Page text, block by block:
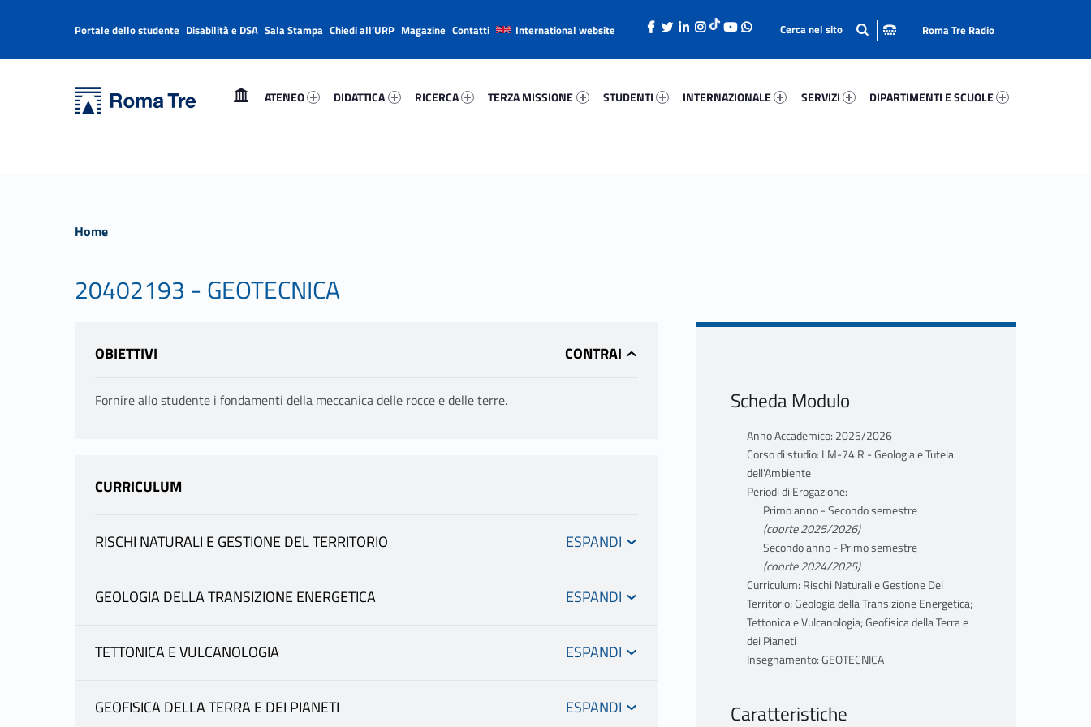
Università Roma Tre
ATENEO
DIDATTICA
RICERCA
TERZA MISSIONE
STUDENTI
INTERNAZIONALE
SERVIZI
DIPARTIMENTI E SCUOLE
Header info sidebar
Portale dello studente Disabilità e DSA Sala Stampa Chiedi all’URP Magazine Contatti International website Roma Tre Radio
Home
20402193 - GEOTECNICA
OBIETTIVI
Fornire allo studente i fondamenti della meccanica delle rocce e delle terre.
CURRICULUM
RISCHI NATURALI E GESTIONE DEL TERRITORIO
scheda docente| materiale didattico
GRAZIANI ALESSANDRO
GEOLOGIA DELLA TRANSIZIONE ENERGETICA
scheda docente|materiale didattico
TETTONICA E VULCANOLOGIA
GEOFISICA DELLA TERRA E DEI PIANETI
Scheda Modulo
Anno Accademico: 2025/2026
Corso di studio: LM-74 R - Geologia e Tutela
dell'Ambiente
Periodi di Erogazione:
Primo anno - Secondo semestre
(coorte 2025/2026)
Secondo anno - Primo semestre
(coorte 2024/2025)
Curriculum: Rischi Naturali e Gestione Del
Territorio; Geologia della Transizione Energetica;
Tettonica e Vulcanologia; Geofisica della Terra e
dei Pianeti
Insegnamento: GEOTECNICA
Caratteristiche